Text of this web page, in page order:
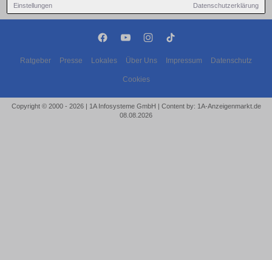
Einstellungen Datenschutzerklärung
Ratgeber Presse Lokales Über Uns Impressum Datenschutz
Cookies
Copyright © 2000 - 2026 | 1A Infosysteme GmbH | Content by: 1A-Anzeigenmarkt.de
08.08.2026